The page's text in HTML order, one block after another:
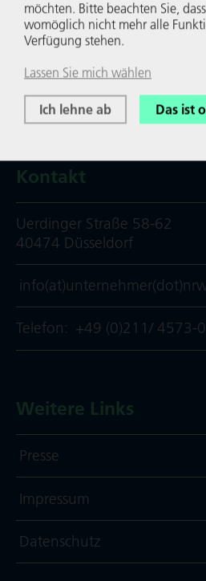
Kontakt
Uerdinger Straße 58-62
40474 Düsseldorf
Telefon: +49 (0)211/ 4573-0
Weitere Links
Presse
Impressum
Daten­schutz
möchten. Bitte beachten Sie,
womöglich nicht mehr alle
Verfügung stehen.
Lassen Sie mich wählen
Ich lehne ab Das ist